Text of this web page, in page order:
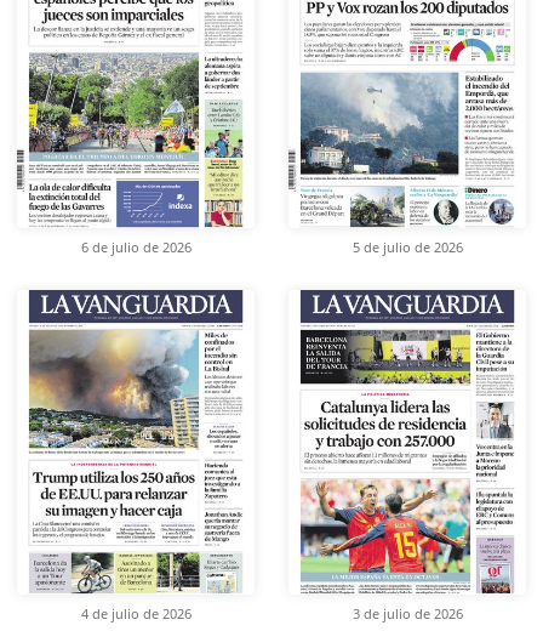
6 de julio de 2026 5 de julio de 2026
4 de julio de 2026 3 de julio de 2026